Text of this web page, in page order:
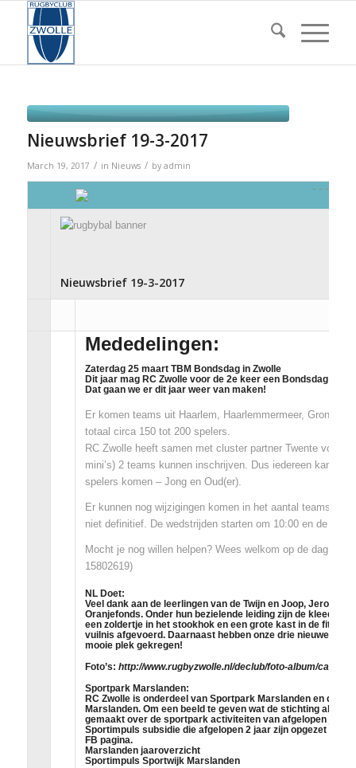
Nieuwsbrief 19-3-2017
March 19, 2017 / in Nieuws / by admin
Nieuwsbrief 19-3-2017
Mededelingen:
Zaterdag 25 maart TBM Bondsdag in Zwolle
Dit jaar mag RC Zwolle voor de 2e keer een Bondsdag
Dat gaan we er dit jaar weer van maken!
Er komen teams uit Haarlem, Haarlemmermeer,
totaal circa 150 tot 200 spelers.
RC Zwolle heeft samen met cluster partner Twente voor
mini’s) 2 teams kunnen inschrijven. Dus iedereen kan
spelers komen – Jong en Oud(er).
Er kunnen nog wijzigingen komen in het aantal teams
niet definitief. De wedstrijden starten om 10:00 en de
Mocht je nog willen helpen? Wees welkom op de dag zelf
15802619)
NL Doet:
Veel dank aan de leerlingen van de Twijn en Joop, Jeroen
Oranjefonds. Onder hun bezielende leiding zijn de
een zoldertje in het stookhok en een grote kast in de
vuilnis afgevoerd. Daarnaast hebben onze drie nieuwe ere-
mooie plek gekregen!
Foto’s: http://www.rugbyzwolle.nl/declub/foto-album/
Sportpark Marslanden:
RC Zwolle is onderdeel van Sportpark Marslanden en
Marslanden. Om een beeld te geven wat de stichting
gemaakt over de sportpark activiteiten van afgelopen jaar
Sportimpuls subsidie die afgelopen 2 jaar zijn opgezet en
FB pagina.
Marslanden jaaroverzicht
Sportimpuls Sportwijk Marslanden